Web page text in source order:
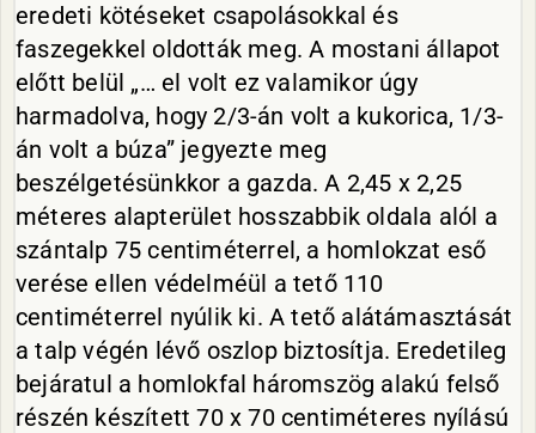
eredeti kötéseket csapolásokkal és
faszegekkel oldották meg. A mostani állapot
előtt belül „… el volt ez valamikor úgy
harmadolva, hogy 2/3-án volt a kukorica, 1/3-
án volt a búza” jegyezte meg
beszélgetésünkkor a gazda. A 2,45 x 2,25
méteres alapterület hosszabbik oldala alól a
szántalp 75 centiméterrel, a homlokzat eső
verése ellen védelméül a tető 110
centiméterrel nyúlik ki. A tető alátámasztását
a talp végén lévő oszlop biztosítja. Eredetileg
bejáratul a homlokfal háromszög alakú felső
részén készített 70 x 70 centiméteres nyílású